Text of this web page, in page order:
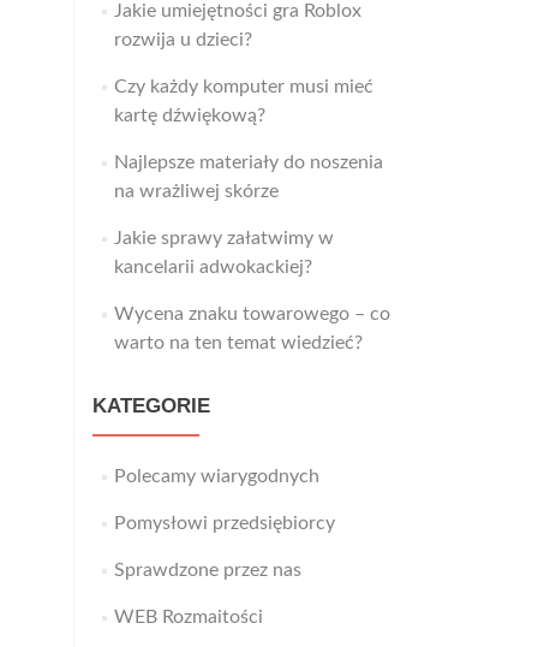
Jakie umiejętności gra Roblox
rozwija u dzieci?
Czy każdy komputer musi mieć
kartę dźwiękową?
Najlepsze materiały do noszenia
na wrażliwej skórze
Jakie sprawy załatwimy w
kancelarii adwokackiej?
Wycena znaku towarowego – co
warto na ten temat wiedzieć?
KATEGORIE
Polecamy wiarygodnych
Pomysłowi przedsiębiorcy
Sprawdzone przez nas
WEB Rozmaitości